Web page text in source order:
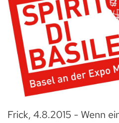
Frick, 4.8.2015 - Wenn